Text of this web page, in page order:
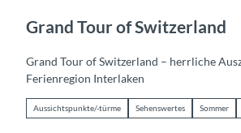
Grand Tour of Switzerland
Grand Tour of Switzerland – herrliche
Ferienregion Interlaken
Aussichtspunkte/-türme Sehenswertes Sommer